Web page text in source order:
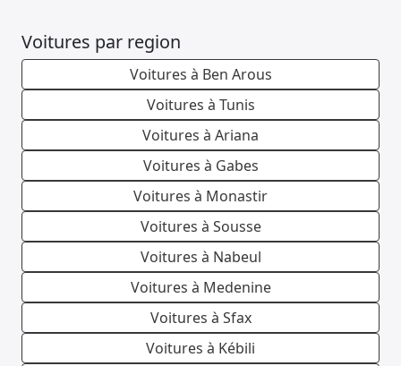
Voitures par region
Voitures à Ben Arous
Voitures à Tunis
Voitures à Ariana
Voitures à Gabes
Voitures à Monastir
Voitures à Sousse
Voitures à Nabeul
Voitures à Medenine
Voitures à Sfax
Voitures à Kébili